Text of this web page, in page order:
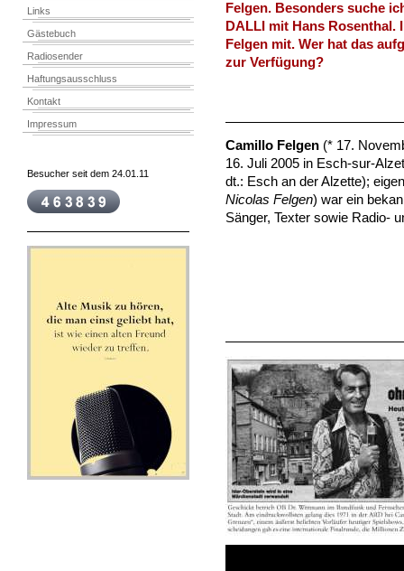
Links
Gästebuch
Radiosender
Haftungsausschluss
Kontakt
Impressum
Besucher seit dem 24.01.11
Felgen. Besonders suche
DALLI mit Hans Rosenthal.
Felgen mit. Wer hat das
zur Verfügung?
Camillo Felgen (* 17.
16. Juli 2005 in Esch-sur-
dt.: Esch an der Alzette);
Nicolas Felgen) war ein
Sänger, Texter sowie Radio-